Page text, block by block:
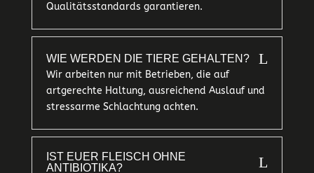
Qualitätsstandards garantieren.
WIE WERDEN DIE TIERE GEHALTEN? L
Wir arbeiten nur mit Betrieben, die auf
artgerechte Haltung, ausreichend Auslauf und
stressarme Schlachtung achten.
IST EUER FLEISCH OHNE
ANTIBIOTIKA?
L